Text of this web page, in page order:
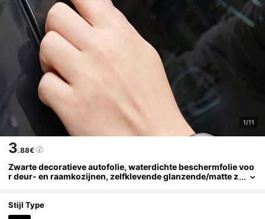
1/11
3.88€
Zwarte decoratieve autofolie, waterdichte beschermfolie voo
r deur- en raamkozijnen, zelfklevende glanzende/matte z
Stijl Type